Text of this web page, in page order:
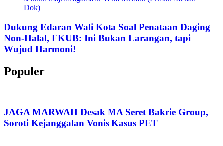
Dukung Edaran Wali Kota Soal Penataan Daging
Non-Halal, FKUB: Ini Bukan Larangan, tapi
Wujud Harmoni!
Populer
JAGA MARWAH Desak MA Seret Bakrie Group,
Soroti Kejanggalan Vonis Kasus PET